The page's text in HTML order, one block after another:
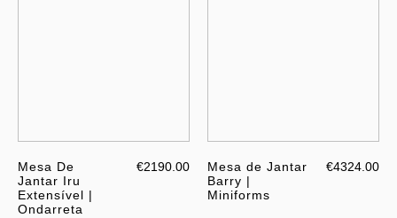
Mesa De
Jantar Iru
Extensível |
Ondarreta
€2190.00
Mesa de Jantar
Barry |
Miniforms
€4324.00